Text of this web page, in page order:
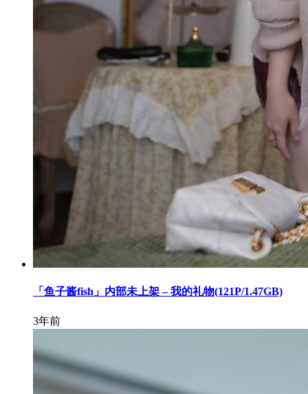
「鱼子酱fish」内部未上架 – 我的礼物(121P/1.47GB)
3年前